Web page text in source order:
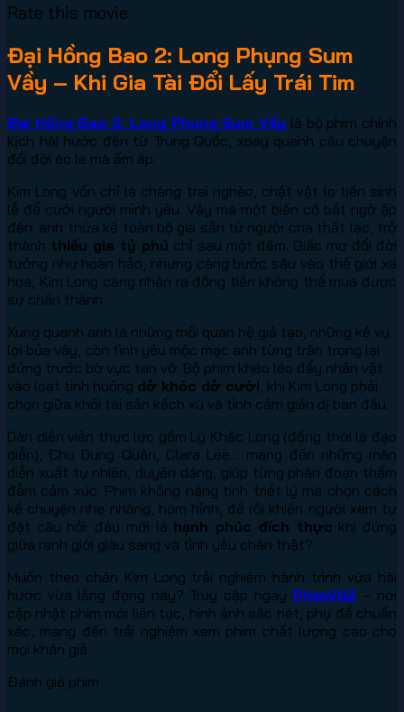
Rate this movie
Đại Hồng Bao 2: Long Phụng Sum
Vầy – Khi Gia Tài Đổi Lấy Trái Tim
Đại Hồng Bao 2: Long Phụng Sum Vầy là bộ phim chính
kịch hài hước đến từ Trung Quốc, xoay quanh câu chuyện
đổi đời éo le mà ấm áp.
Kim Long vốn chỉ là chàng trai nghèo, chật vật lo tiền sính
lễ để cưới người mình yêu. Vậy mà một biến cố bất ngờ ập
đến: anh thừa kế toàn bộ gia sản từ người cha thất lạc, trở
thành thiếu gia tỷ phú chỉ sau một đêm. Giấc mơ đổi đời
tưởng như hoàn hảo, nhưng càng bước sâu vào thế giới xa
hoa, Kim Long càng nhận ra đồng tiền không thể mua được
sự chân thành.
Xung quanh anh là những mối quan hệ giả tạo, những kẻ vụ
lợi bủa vây, còn tình yêu mộc mạc anh từng trân trọng lại
đứng trước bờ vực tan vỡ. Bộ phim khéo léo đẩy nhân vật
vào loạt tình huống dở khóc dở cười , khi Kim Long phải
chọn giữa khối tài sản kếch xù và tình cảm giản dị ban đầu.
Dàn diễn viên thực lực gồm Lý Khắc Long (đồng thời là đạo
diễn), Chu Dung Quân, Clara Lee… mang đến những màn
diễn xuất tự nhiên, duyên dáng, giúp từng phân đoạn thấm
đẫm cảm xúc. Phim không nặng tính triết lý mà chọn cách
kể chuyện nhẹ nhàng, hóm hỉnh, để rồi khiến người xem tự
đặt câu hỏi: đâu mới là hạnh phúc đích thực khi đứng
giữa ranh giới giàu sang và tình yêu chân thật?
Muốn theo chân Kim Long trải nghiệm hành trình vừa hài
hước vừa lắng đọng này? Truy cập ngay PhimVN2– nơi
cập nhật phim mới liên tục, hình ảnh sắc nét, phụ đề chuẩn
xác, mang đến trải nghiệm xem phim chất lượng cao cho
mọi khán giả.
Đánh giá phim